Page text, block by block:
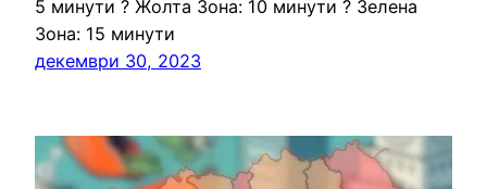
5 минути ? Жолта Зона: 10 минути ? Зелена
Зона: 15 минути
декември 30, 2023